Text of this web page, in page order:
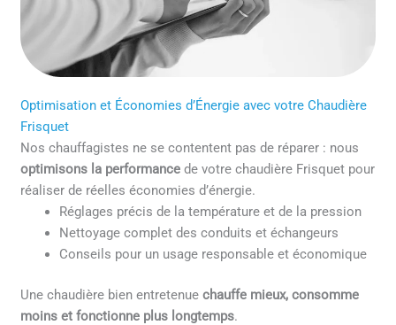
Optimisation et Économies d’Énergie avec votre Chaudière
Frisquet
Nos chauffagistes ne se contentent pas de réparer : nous
optimisons la performance de votre chaudière Frisquet pour
réaliser de réelles économies d’énergie.
Réglages précis de la température et de la pression
Nettoyage complet des conduits et échangeurs
Conseils pour un usage responsable et économique
Une chaudière bien entretenuechauffe mieux, consomme
moins et fonctionne plus longtemps.